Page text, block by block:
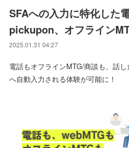
SFAへの入力に特化した
pickupon、オフライン
2025.01.31 04:27
電話もオフラインMTG/商談も、話
へ自動入力される体験が可能に！